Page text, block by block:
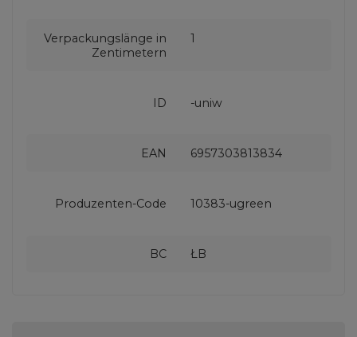
Verpackungslänge in
Zentimetern
1
ID -uniw
EAN 6957303813834
Produzenten-Code 10383-ugreen
BC ŁB